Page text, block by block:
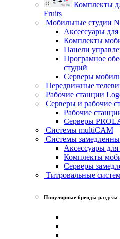
Комплекты
Fruits
Мобильные студии
Аксессуары
Комплекты
Панели
Програмное
студий
Серверы
Передвижные
Рабочие станции
Серверы и рабочие
Рабочие
Серверы
Системы multiCAM
Системы
Аксессуары
Комплекты
Серверы
Титровальные
Популярные бренды раздела